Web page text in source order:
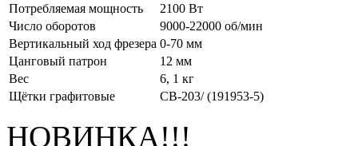
Потребляемая мощность
2100 Вт
Число оборотов
9000-22000 об/мин
Вертикальный ход фрезера 0-70 мм
Цанговый патрон
12 мм
Вес
6, 1 кг
Щётки графитовые
СВ-203/ (191953-5)
НОВИНКА!!!